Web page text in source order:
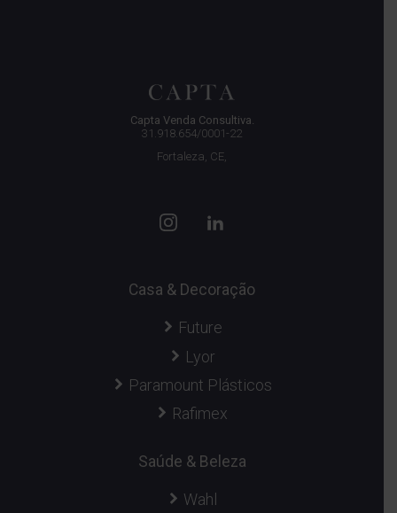
Capta Venda Consultiva.
31.918.654/0001-22
Fortaleza, CE,
Casa & Decoração
Future
Lyor
Paramount Plásticos
Rafimex
Saúde & Beleza
Wahl